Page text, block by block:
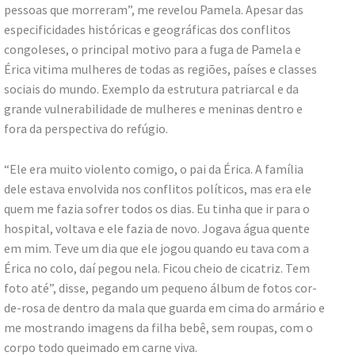
pessoas que morreram”, me revelou Pamela. Apesar das
especificidades históricas e geográficas dos conflitos
congoleses, o principal motivo para a fuga de Pamela e
Érica vitima mulheres de todas as regiões, países e classes
sociais do mundo. Exemplo da estrutura patriarcal e da
grande vulnerabilidade de mulheres e meninas dentro e
fora da perspectiva do refúgio.
“Ele era muito violento comigo, o pai da Érica. A família
dele estava envolvida nos conflitos políticos, mas era ele
quem me fazia sofrer todos os dias. Eu tinha que ir para o
hospital, voltava e ele fazia de novo. Jogava água quente
em mim. Teve um dia que ele jogou quando eu tava com a
Érica no colo, daí pegou nela. Ficou cheio de cicatriz. Tem
foto até”, disse, pegando um pequeno álbum de fotos cor-
de-rosa de dentro da mala que guarda em cima do armário e
me mostrando imagens da filha bebê, sem roupas, com o
corpo todo queimado em carne viva.